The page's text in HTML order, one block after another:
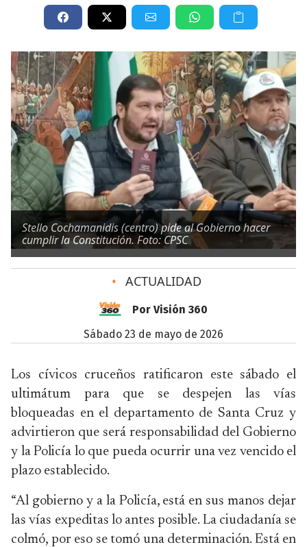
Stello Cochamanidis (centro) pide al Gobierno hacer
cumplir la Constitución. Foto: CPSC
• ACTUALIDAD
Por Visión 360
sábado 23 de mayo de 2026
Los cívicos cruceños ratificaron este sábado el
ultimátum para que se despejen las vías
bloqueadas en el departamento de Santa Cruz y
advirtieron que será responsabilidad del Gobierno
y la Policía lo que pueda ocurrir una vez vencido el
plazo establecido.
“Al gobierno y a la Policía, está en sus manos dejar
las vías expeditas lo antes posible. La ciudadanía se
colmó, por eso se tomó una determinación. Está en